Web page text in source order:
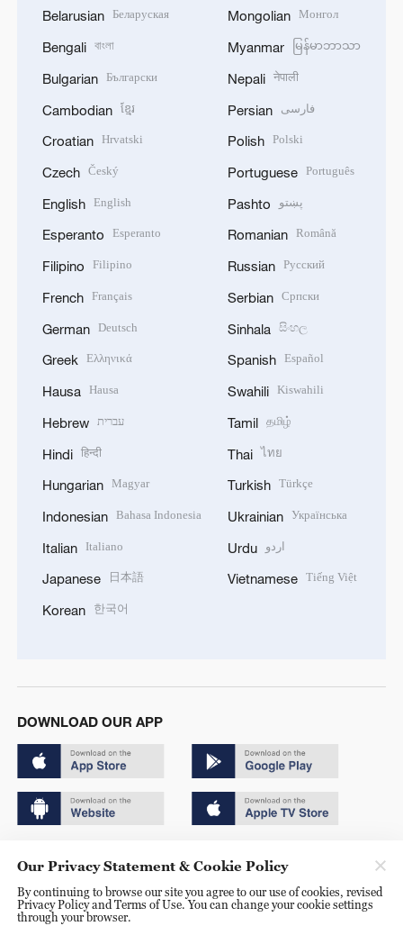
Belarusian Беларуская
Bengali বাংলা
Bulgarian Български
Cambodian ខ្មែរ
Croatian Hrvatski
Czech Český
English English
Esperanto Esperanto
Filipino Filipino
French Français
German Deutsch
Greek Ελληνικά
Hausa Hausa
Hebrew עברית
Hindi हिन्दी
Hungarian Magyar
Indonesian Bahasa Indonesia
Italian Italiano
Japanese 日本語
Korean 한국어
Mongolian Монгол
Myanmar မြန်မာဘာသာ
Nepali नेपाली
Persian فارسی
Polish Polski
Portuguese Português
Pashto پښتو
Romanian Română
Russian Русский
Serbian Српски
Sinhala සිංහල
Spanish Español
Swahili Kiswahili
Tamil தமிழ்
Thai ไทย
Turkish Türkçe
Ukrainian Українська
Urdu اردو
Vietnamese Tiếng Việt
DOWNLOAD OUR APP
京ICP备20000184号
京公网安备 11010502050052号
Our Privacy Statement & Cookie Policy
By continuing to browse our site you agree to our use of cookies, revised
Privacy Policy and Terms of Use. You can change your cookie settings
through your browser.